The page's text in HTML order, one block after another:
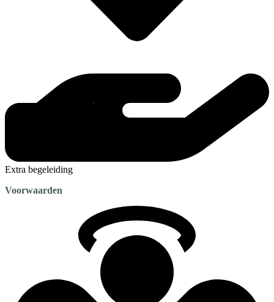
Extra begeleiding
Voorwaarden